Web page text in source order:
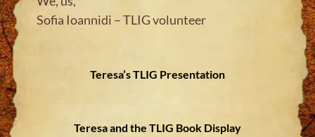
Sofia Ioannidi – TLIG volunteer
Teresa’s TLIG Presentation
Teresa and the TLIG Book Display